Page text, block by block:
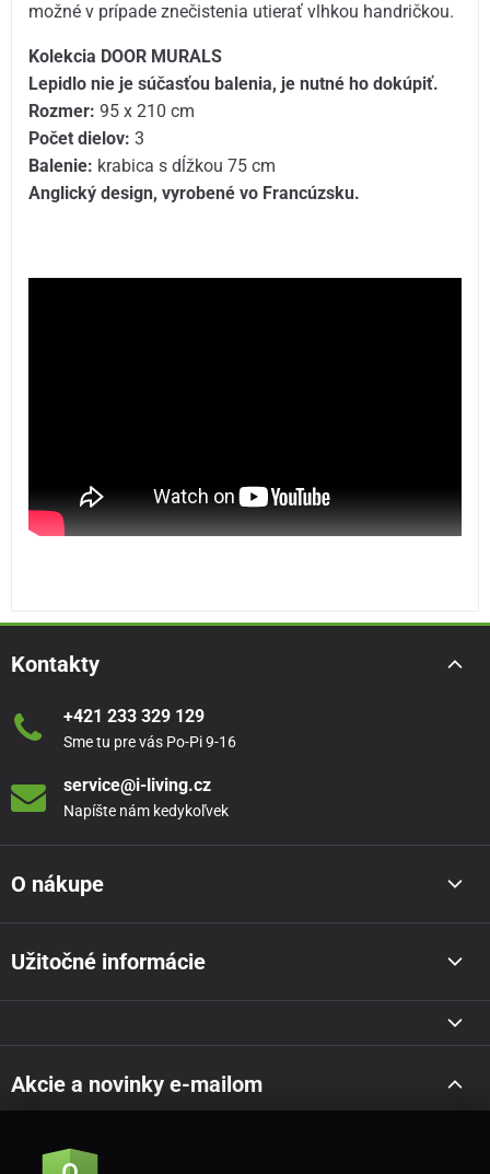
možné v prípade znečistenia utierať vlhkou handričkou.
Kolekcia DOOR MURALS
Lepidlo nie je súčasťou balenia, je nutné ho dokúpiť.
Rozmer: 95 x 210 cm
Počet dielov: 3
Balenie: krabica s dĺžkou 75 cm
Anglický design, vyrobené vo Francúzsku.
Kontakty
+421 233 329 129
Sme tu pre vás Po-Pi 9-16
service@i-living.cz
Napíšte nám kedykoľvek
O nákupe
Užitočné informácie
Akcie a novinky e-mailom